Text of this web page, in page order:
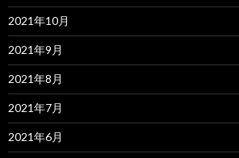
2021年10月
2021年9月
2021年8月
2021年7月
2021年6月